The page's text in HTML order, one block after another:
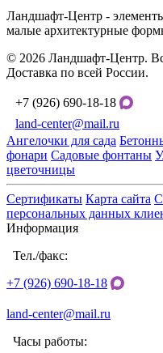
Ландшафт-Центр -
малые архитектурные
© 2026 Ландшафт-Центр.
Доставка по всей России.
+7 (926) 690-18-18
land-center@mail.ru
Ангелочки для сада
фонари Садовые фонтаны
цветочницы
Сертификаты Карта сайта
персональных данных
Информация
Тел./факс:
+7 (926) 690-18-18
land-center@mail.ru
Часы работы: